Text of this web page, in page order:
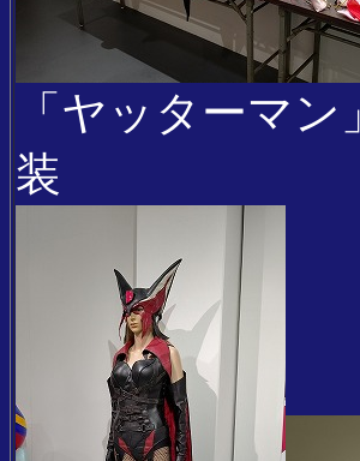
「ヤッターマ
装